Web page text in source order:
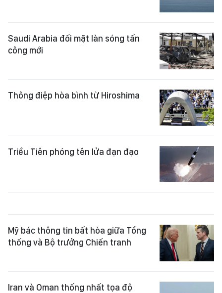
Saudi Arabia đối mặt làn sóng tấn
công mới
Thông điệp hòa bình từ Hiroshima
Triều Tiên phóng tên lửa đạn đạo
Mỹ bác thông tin bất hòa giữa Tổng
thống và Bộ trưởng Chiến tranh
Iran và Oman thống nhất tọa độ